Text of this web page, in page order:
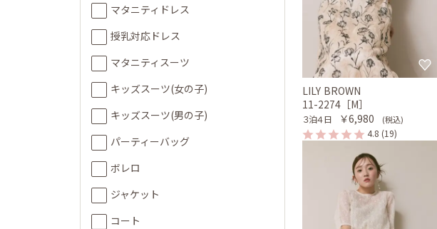
マタニティドレス
授乳対応ドレス
マタニティスーツ
キッズスーツ(女の子)
キッズスーツ(男の子)
パーティーバッグ
ボレロ
ジャケット
コート
LILY BROWN
11-2274［M］
３泊４日 ￥6,980 (税込)
4.8 (19)